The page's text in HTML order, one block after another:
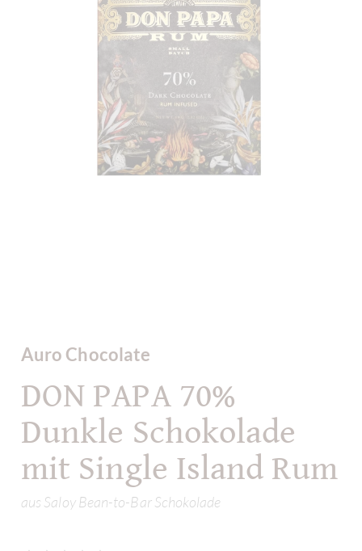
Auro Chocolate
DON PAPA 70%
Dunkle Schokolade
mit Single Island Rum
aus Saloy Bean-to-Bar Schokolade